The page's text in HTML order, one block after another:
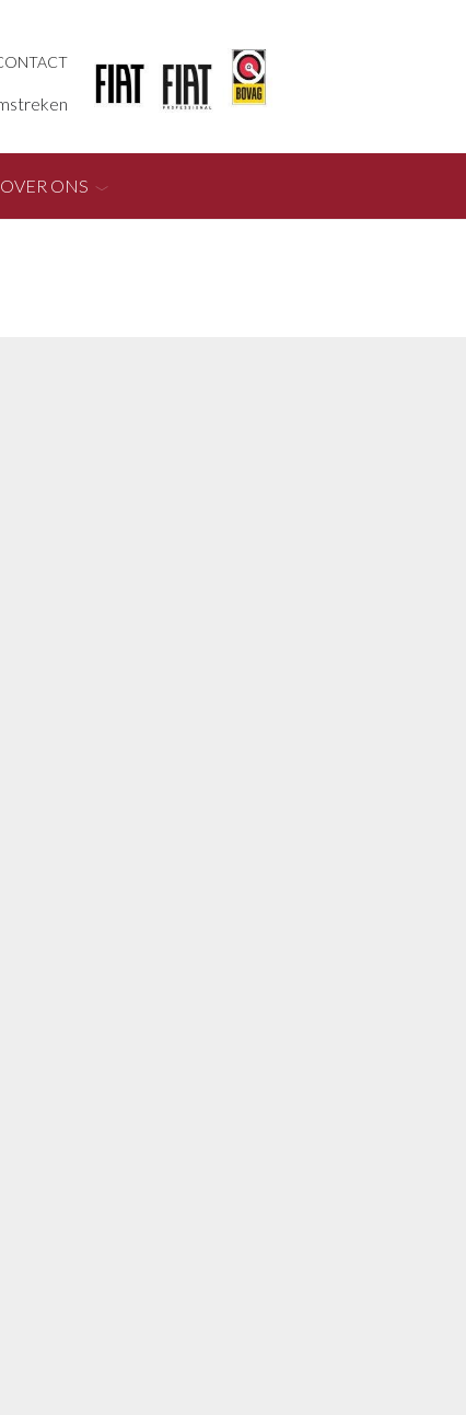
OVER ONS